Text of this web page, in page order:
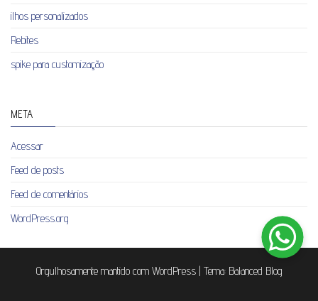
ilhos personalizados
Rebites
spike para customização
META
Acessar
Feed de posts
Feed de comentários
WordPress.org
Orgulhosamente mantido com WordPress Tema: Balanced Blog